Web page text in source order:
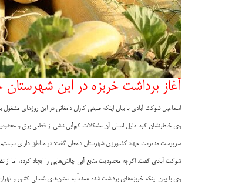
آغاز برداشت خربزه در این شهرستان خبر داد و گفت: ۱۸۰ هکتار از جالیزهای
اسماعیل شوکت آبادی با بیان اینکه صیفی کاران دامغانی در این روزهای مشغول برداشت خربزه از ۱۸۰ هکتار جالیزهای این شهرستان هستند؛ اظهار داشت: کشت خربزه در دامغان به سه روش زیر پلاستیکی، نشایی و دیم انجام و پیش‌بینی
وی خاطرنشان کرد: دلیل اصلی آن مشکلات کم‌آبی ناشی از قطعی برق و محدودیت منابع آبی است. و با توجه به عملکرد
سرپرست مدیریت جهاد کشاورزی شهرستان دامغان گفت: در مناطق دارای سیستم آبیاری قطره‌ای و زیر پلاستیکی، حدود ۱۵ هکتار به این روش اختصاص یافته است؛ با
شوکت آبادی گفت: اگرچه محدودیت منابع آبی چالش‌هایی را ایجاد کرده،
وی با بیان اینکه خربزه‌های برداشت شده عمدتاً به استان‌های شمالی کشور و